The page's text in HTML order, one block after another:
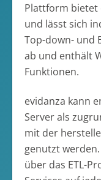
Plattform bietet
und lässt sich
Top-down- und
ab und enthält
Funktionen.
evidanza kann
Server als
mit der
genutzt
über das ETL-